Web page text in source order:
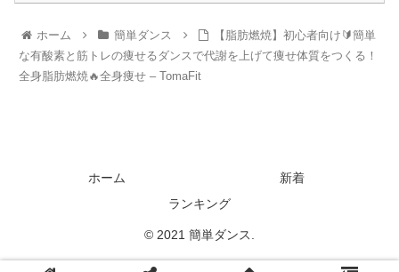
ホーム 簡単ダンス
【脂肪燃焼】初心者向け🔰簡単
な有酸素と筋トレの痩せるダンスで代謝を上げて痩せ体質をつくる！
全身脂肪燃焼🔥全身痩せ – TomaFit
ホーム
新着
ランキング
© 2021 簡単ダンス.